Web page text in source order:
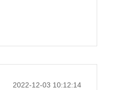
2022-12-03 10:12:14